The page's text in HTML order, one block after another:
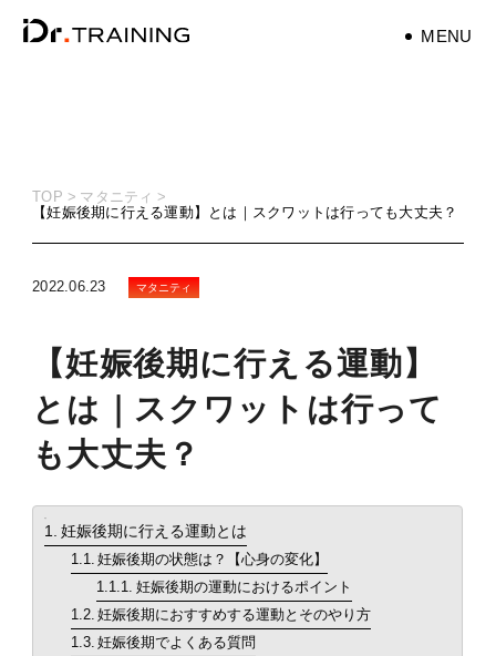
TOP
マタニティ
【妊娠後期に行える運動】とは｜スクワットは行っても大丈夫？
2022.06.23 マタニティ
【妊娠後期に行える運動】
とは｜スクワットは行って
も大丈夫？
妊娠後期に行える運動とは
妊娠後期の状態は？【心身の変化】
妊娠後期の運動におけるポイント
妊娠後期におすすめする運動とそのやり方
妊娠後期でよくある質問
健康
筋トレ
training
食事・栄養
food
パーソナルジム
MENU